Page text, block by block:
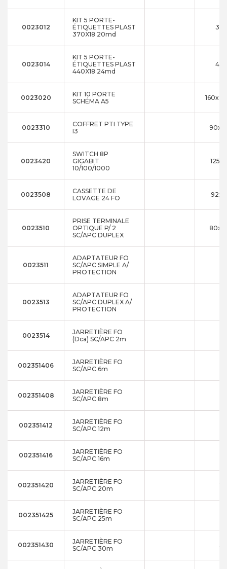
0023012
KIT 5 PORTE-
ÉTIQUETTES PLAST
370X18 20md
0023014
KIT 5 PORTE-
ÉTIQUETTES PLAST
440X18 24md
0023020
KIT 10 PORTE
SCHÉMA A5
0023310
COFFRET PTI TYPE
I3
0023420
SWITCH 8P
GIGABIT
10/100/1000
0023508
CASSETTE DE
LOVAGE 24 FO
0023510
PRISE TERMINALE
OPTIQUE P/ 2
SC/APC DUPLEX
0023511
ADAPTATEUR FO
SC/APC SIMPLE A/
PROTECTION
0023513
ADAPTATEUR FO
SC/APC DUPLEX A/
PROTECTION
0023514
JARRETIÈRE FO
(Dca) SC/APC 2m
002351406
JARRETIÈRE FO
SC/APC 6m
002351408
JARRETIÈRE FO
SC/APC 8m
002351412
JARRETIÈRE FO
SC/APC 12m
002351416
JARRETIÈRE FO
SC/APC 16m
002351420
JARRETIÈRE FO
SC/APC 20m
002351425
JARRETIÈRE FO
SC/APC 25m
002351430
JARRETIÈRE FO
SC/APC 30m